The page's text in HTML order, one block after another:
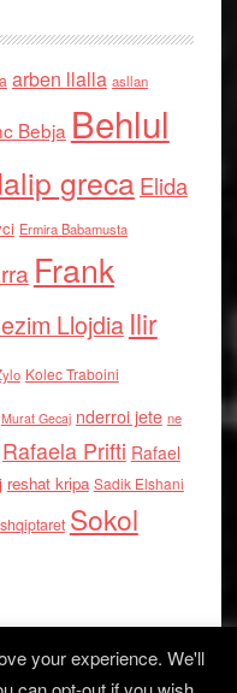
arben llalla asllan
Bebja Behlul
grecaElida
Ermira Babamusta
Frank
Llojdia Ilir
Kolec Traboini
Murat Gecaj nderroi jete ne
Rafaela Prifti Rafael
reshat kripa Sadik Elshani
shqiptaret Sokol
your experience. We'll